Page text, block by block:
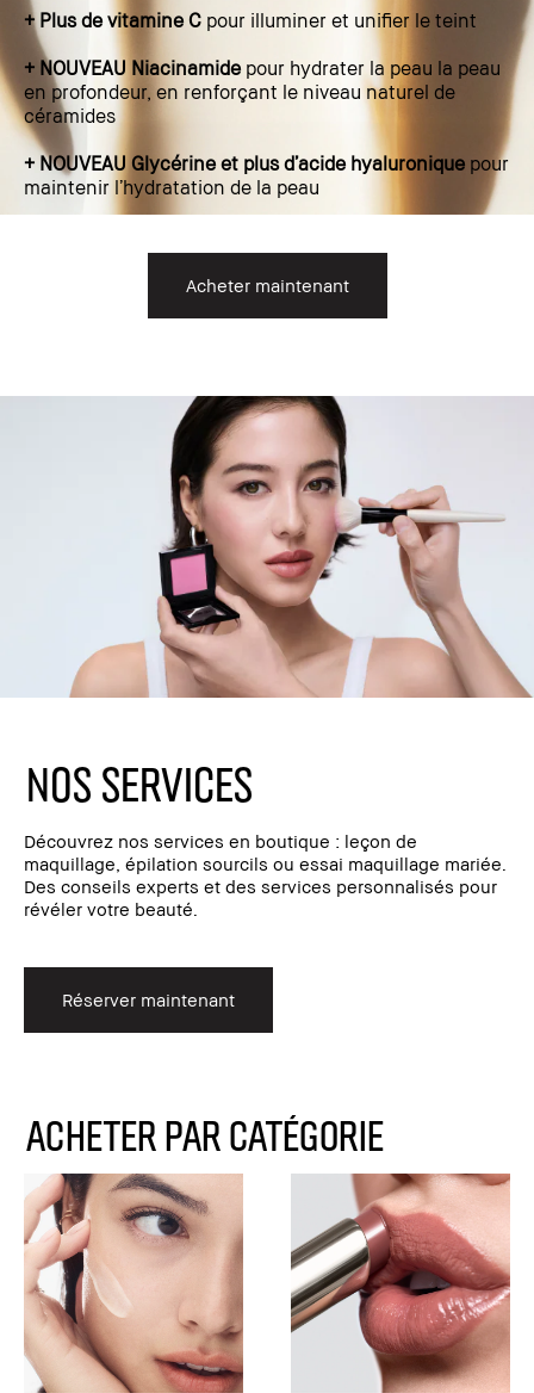
+ Plus de vitamine C pour illuminer et unifier le teint
+ NOUVEAU Niacinamidepour hydrater la peau la peau
en profondeur, en renforçant le niveau naturel de
céramides
+ NOUVEAU Glycérine et plus d’acide hyaluronique pour
maintenir l’hydratation de la peau
Acheter maintenant
Nos services
Découvrez nos services en boutique : leçon de
maquillage, épilation sourcils ou essai maquillage mariée.
Des conseils experts et des services personnalisés pour
révéler votre beauté.
Réserver maintenant
ACHETER PAR CATÉGORIE